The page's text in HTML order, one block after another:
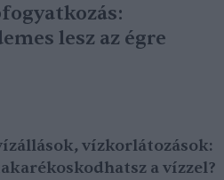
lesz az égre
vízkorlátozások:
a vízzel?